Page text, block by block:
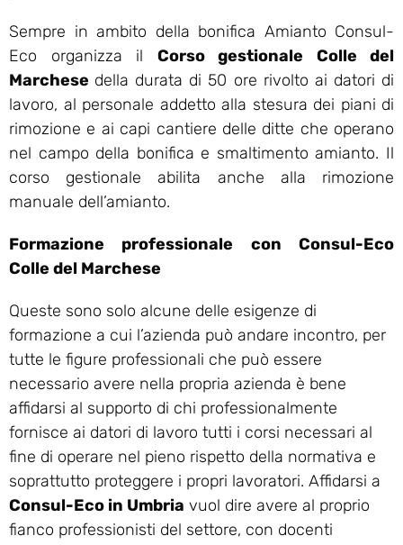
Sempre in ambito della bonifica Amianto Consul-
Eco organizza il Corso gestionale Colle del
Marchese della durata di 50 ore rivolto ai datori di
lavoro, al personale addetto alla stesura dei piani di
rimozione e ai capi cantiere delle ditte che operano
nel campo della bonifica e smaltimento amianto. Il
corso gestionale abilita anche alla rimozione
manuale dell’amianto.
Formazione professionale con Consul-Eco
Colle del Marchese
Queste sono solo alcune delle esigenze di
formazione a cui l’azienda può andare incontro, per
tutte le figure professionali che può essere
necessario avere nella propria azienda è bene
affidarsi al supporto di chi professionalmente
fornisce ai datori di lavoro tutti i corsi necessari al
fine di operare nel pieno rispetto della normativa e
soprattutto proteggere i propri lavoratori. Affidarsi a
Consul-Eco in Umbria vuol dire avere al proprio
fianco professionisti del settore, con docenti